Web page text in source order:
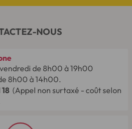
NOUS
de 8h00 à 19h00
8h00 à 14h00.
(Appel non surtaxé - coût selon